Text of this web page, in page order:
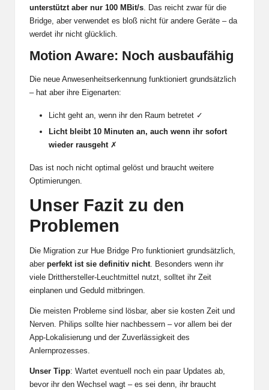
unterstützt aber nur 100 MBit/s. Das reicht zwar für die
Bridge, aber verwendet es bloß nicht für andere Geräte – da
werdet ihr nicht glücklich.
Motion Aware: Noch ausbaufähig
Die neue Anwesenheitserkennung funktioniert grundsätzlich
– hat aber ihre Eigenarten:
Licht geht an, wenn ihr den Raum betretet ✓
Licht bleibt 10 Minuten an, auch wenn ihr sofort
wieder rausgeht ✗
Das ist noch nicht optimal gelöst und braucht weitere
Optimierungen.
Unser Fazit zu den
Problemen
Die Migration zur Hue Bridge Pro funktioniert grundsätzlich,
aber perfekt ist sie definitiv nicht. Besonders wenn ihr
viele Dritthersteller-Leuchtmittel nutzt, solltet ihr Zeit
einplanen und Geduld mitbringen.
Die meisten Probleme sind lösbar, aber sie kosten Zeit und
Nerven. Philips sollte hier nachbessern – vor allem bei der
App-Lokalisierung und der Zuverlässigkeit des
Anlernprozesses.
Unser Tipp: Wartet eventuell noch ein paar Updates ab,
bevor ihr den Wechsel wagt – es sei denn, ihr braucht